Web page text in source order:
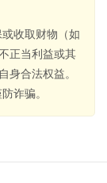
收取财物（如
正当利益或其
身合法权益。
诈骗。